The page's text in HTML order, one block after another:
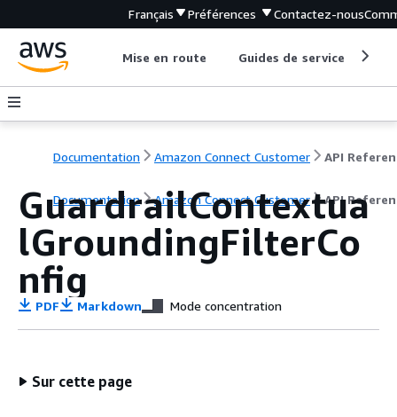
Français Préférences Contactez-nous
Mise en route Guides de service
Documentation Amazon Connect Customer API
Documentation Amazon Connect Customer API
GuardrailContextua
lGroundingFilterCo
nfig
PDF Markdown Mode concentration
Sur cette page